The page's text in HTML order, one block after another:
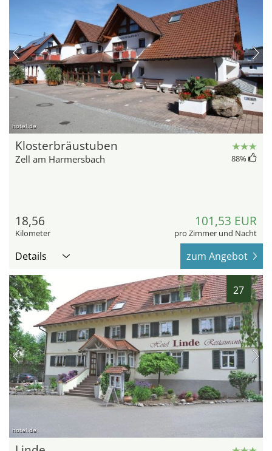
hotel.de
Klosterbräustuben
Zell am Harmersbach 88%
18,56
Kilometer
101,53 EUR
pro Zimmer und Nacht
Details zum Angebot
27
hotel.de